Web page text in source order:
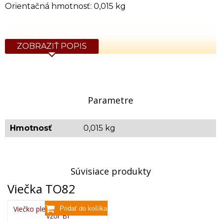
Orientačná hmotnosť: 0,015 kg
ZOBRAZIŤ POPIS
Parametre
Hmotnosť 0,015 kg
Súvisiace produkty
Viečka TO82
Viečko plechové TWIST 82 -
vzor BI